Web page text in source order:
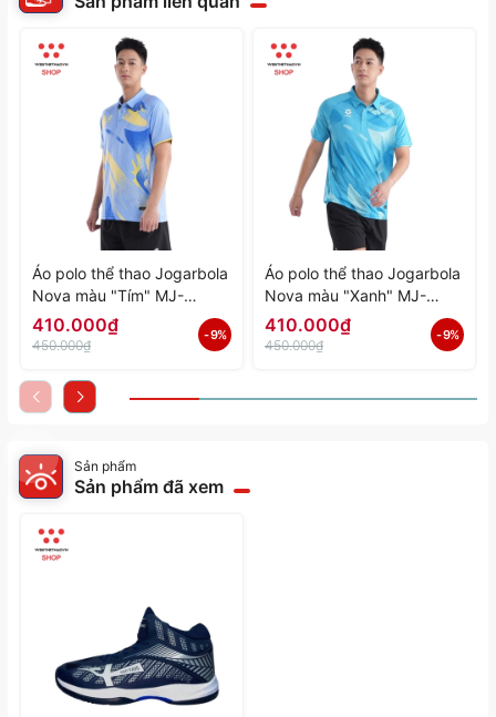
Áo polo thể thao Jogarbola
Nova màu "Tím" MJ-
A4197-04 - Hàng Chính
Hãng
410.000₫
450.000₫
- 9%
Áo polo thể thao Jogarbola
Nova màu "Xanh" MJ-
A4197-03 - Hàng Chính
Hãng
410.000₫
450.000₫
- 9%
Sản phẩm
Sản phẩm đã xem